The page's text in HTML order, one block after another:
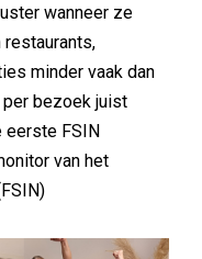
wanneer ze
minder vaak dan
per bezoek juist
eerste FSIN
van het